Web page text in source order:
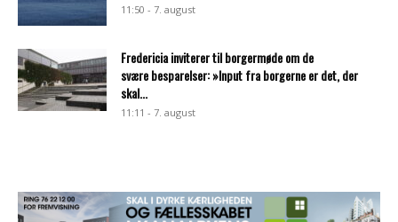
11:50 - 7. august
Fredericia inviterer til borgermøde om de
svære besparelser: »Input fra borgerne er det, der
skal...
11:11 - 7. august